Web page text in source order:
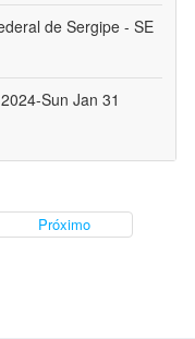
de Sergipe - SE
Sun Jan 31
Próximo